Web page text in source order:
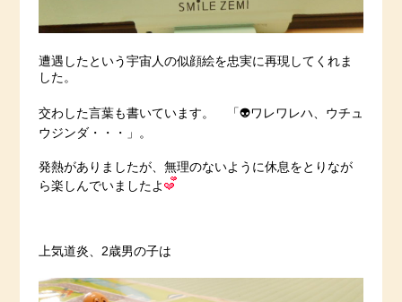
遭遇したという宇宙人の似顔絵を忠実に再現してくれま
した。
交わした言葉も書いています。 「👽ワレワレハ、ウチュ
ウジンダ・・・」。
発熱がありましたが、無理のないように休息をとりなが
ら楽しんでいましたよ
上気道炎、2歳男の子は